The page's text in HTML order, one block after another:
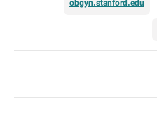
obgyn.stanford.edu